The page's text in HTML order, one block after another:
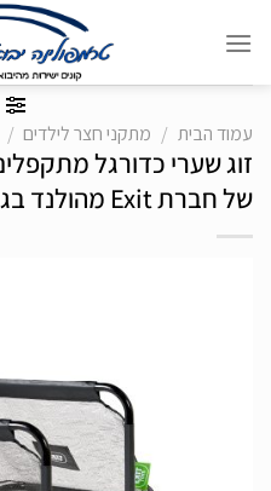
עמוד הבית
/ מתקני חצר לילדים /
של חברת Exit מהולנד בגודל 90×60 ס”מ